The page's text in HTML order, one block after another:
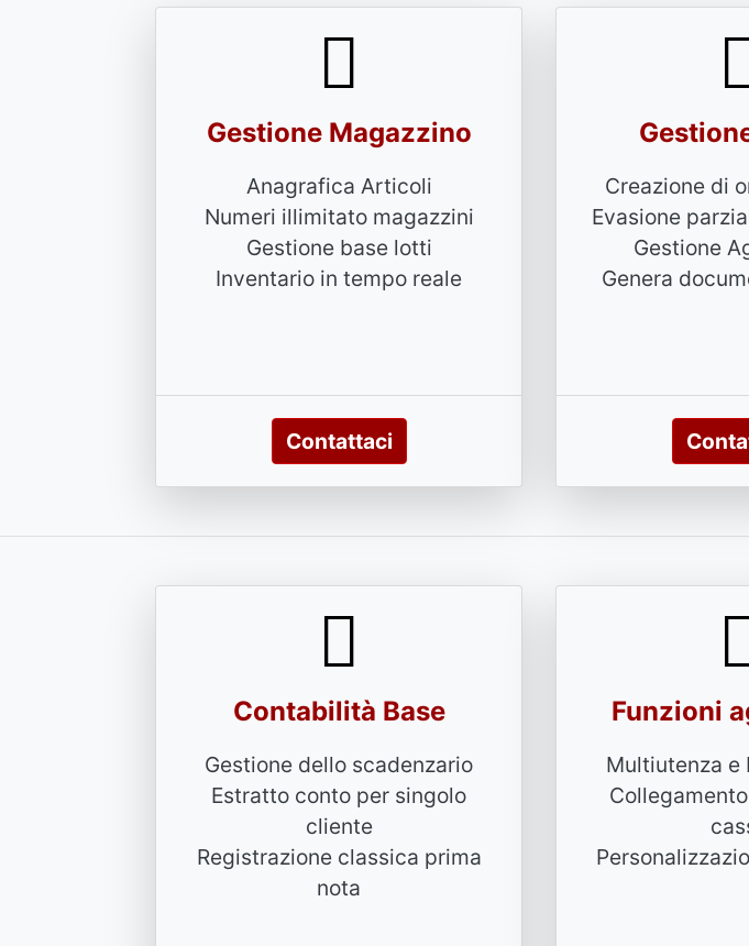
Gestione Magazzino
Anagrafica Articoli
Numeri illimitato magazzini
Gestione base lotti
Inventario in tempo reale
Contattaci
Creazione di
Evasione
Gestione
Genera
Contabilità Base
Gestione dello scadenzario
Estratto conto per singolo
cliente
Registrazione classica prima
nota
Funzioni
Multiutenza e